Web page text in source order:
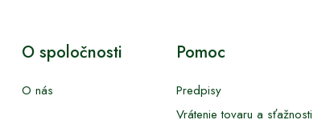
O spoločnosti
O nás
Pomoc
Predpisy
Vrátenie tovaru a sťažnosti